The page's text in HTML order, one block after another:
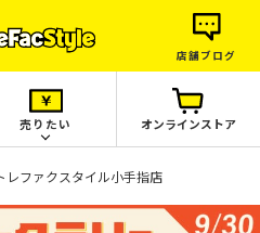
店舗ブログ
売りたい オンラインストア
レファクスタイル小手指店